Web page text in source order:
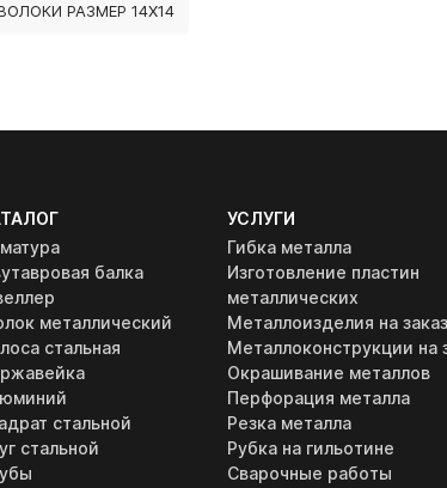
РАЗМЕР 14Х14
балка
металлический
стальная
стальной
стальной
УСЛУГИ
Гибка металла
Изготовление пластин
металлических
Металлоизделия на заказ
Металлоконструкции на
Окрашивание металлов
Перфорация металла
Резка металла
Рубка на гильотине
Сварочные работы